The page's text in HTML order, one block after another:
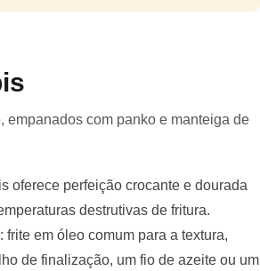
empanados com panko e manteiga de
oferece perfeição crocante e dourada
destrutivas de fritura.
em óleo comum para a textura,
de finalização, um fio de azeite ou um